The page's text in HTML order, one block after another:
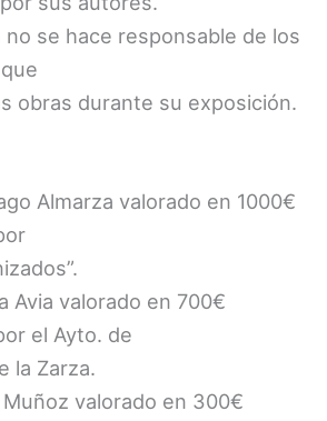
no se hace responsable de los
obras durante su exposición.
Almarza valorado en 1000€
Avia valorado en 700€
el Ayto. de
la Zarza.
valorado en 300€